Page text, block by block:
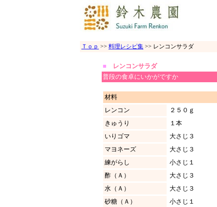
Ｔｏｐ >> 料理レシピ集 >> レンコンサラダ
■ レンコンサラダ
普段の食卓にいかがですか
材料
レンコン
２５０ｇ
きゅうり
１本
いりゴマ
大さじ３
マヨネーズ
大さじ３
練がらし
小さじ１
酢（Ａ）
大さじ３
水（Ａ）
大さじ３
砂糖（Ａ）
小さじ１